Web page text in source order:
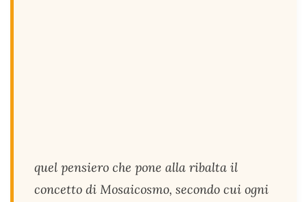
quel pensiero che pone alla ribalta il
concetto di Mosaicosmo, secondo cui ogni